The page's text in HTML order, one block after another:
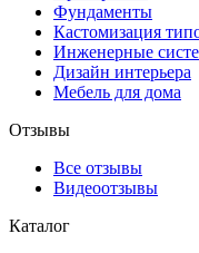
Фундаменты
Кастомизация
Инженерные
Дизайн интерьера
Мебель для дома
Отзывы
Все отзывы
Видеоотзывы
Каталог